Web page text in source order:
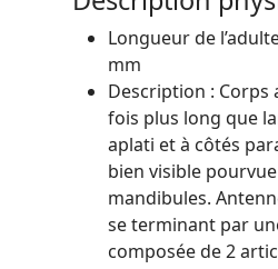
Longueur de
mm
Description : Corps
fois plus long que
aplati et à côtés
bien visible
mandibules.
se terminant par
composée de 2